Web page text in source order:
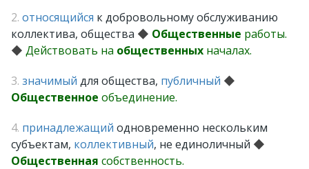
2. относящийся к добровольному обслуживанию
коллектива, общества ◆ Общественные работы.
◆ Действовать на общественных началах.
3. значимый для общества, публичный ◆
Общественное объединение.
4. принадлежащий одновременно нескольким
субъектам, коллективный, не единоличный ◆
Общественная собственность.